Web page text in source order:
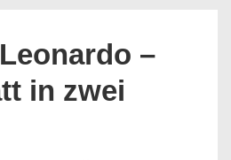
–
in zwei